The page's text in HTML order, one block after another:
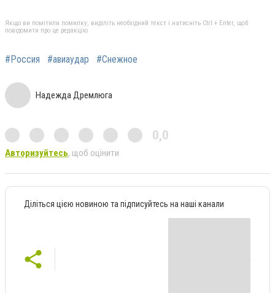
Якщо ви помітили помилку, виділіть необхідний текст і натисніть Ctrl + Enter, щоб
повідомити про це редакцію
#Россия #авиаудар #Снежное
Надежда Дремлюга
0,0
Авторизуйтесь, щоб оцінити
Діліться цією новиною та підписуйтесь на наші канали